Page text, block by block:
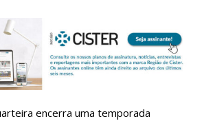
encerra uma temporada